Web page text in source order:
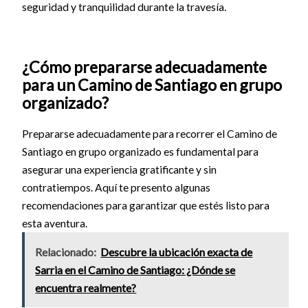
seguridad y tranquilidad durante la travesía.
¿Cómo prepararse adecuadamente
para un Camino de Santiago en grupo
organizado?
Prepararse adecuadamente para recorrer el Camino de
Santiago en grupo organizado es fundamental para
asegurar una experiencia gratificante y sin
contratiempos. Aquí te presento algunas
recomendaciones para garantizar que estés listo para
esta aventura.
Relacionado: Descubre la ubicación exacta de
Sarria en el Camino de Santiago: ¿Dónde se
encuentra realmente?